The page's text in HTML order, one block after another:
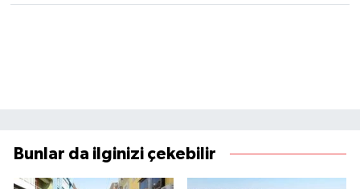
Bunlar da ilginizi çekebilir